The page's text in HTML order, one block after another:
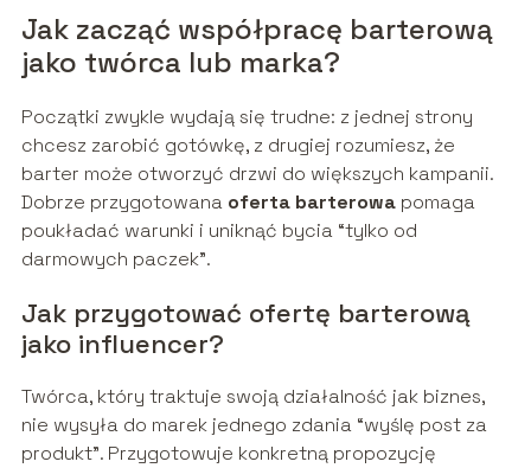
Jak zacząć współpracę barterową
jako twórca lub marka?
Początki zwykle wydają się trudne: z jednej strony
chcesz zarobić gotówkę, z drugiej rozumiesz, że
barter może otworzyć drzwi do większych kampanii.
Dobrze przygotowana oferta barterowapomaga
poukładać warunki i uniknąć bycia “tylko od
darmowych paczek”.
Jak przygotować ofertę barterową
jako influencer?
Twórca, który traktuje swoją działalność jak biznes,
nie wysyła do marek jednego zdania “wyślę post za
produkt”. Przygotowuje konkretną propozycję